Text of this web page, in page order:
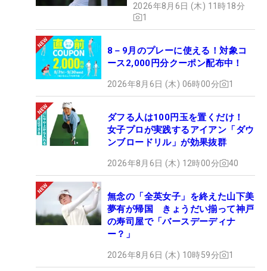
2026年8月6日 (木) 11時18分
1
8－9月のプレーに使える！対象コ
ース2,000円分クーポン配布中！
2026年8月6日 (木) 06時00分 1
ダフる人は100円玉を置くだけ！
女子プロが実践するアイアン「ダウ
ンブロードリル」が効果抜群
2026年8月6日 (木) 12時00分 40
無念の「全英女子」を終えた山下美
夢有が帰国 きょうだい揃って神戸
の寿司屋で「バースデーディナ
ー？」
2026年8月6日 (木) 10時59分 1